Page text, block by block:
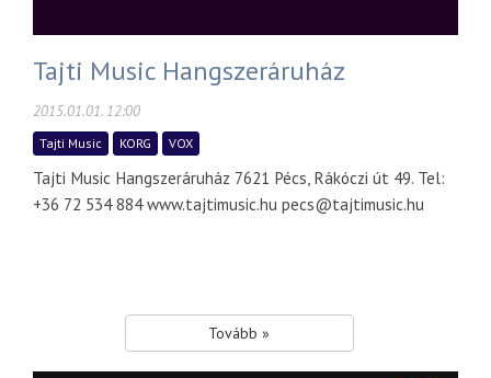
Tajti Music Hangszeráruház
2015.01.01. 12:00
Tajti Music KORG VOX
Tajti Music Hangszeráruház 7621 Pécs, Rákóczi út 49. Tel:
+36 72 534 884 www.tajtimusic.hu pecs@tajtimusic.hu
Tovább »